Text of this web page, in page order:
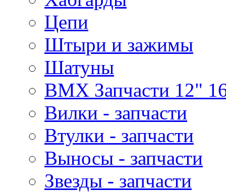
Цепи
Штыри и зажимы
Шатуны
BMX Запчасти 12"
Вилки - запчасти
Втулки - запчасти
Выносы - запчасти
Звезды - запчасти